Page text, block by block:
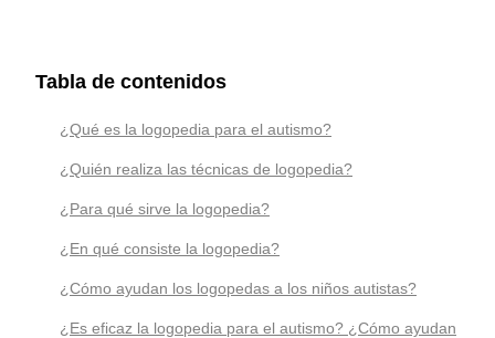
Tabla de contenidos
¿Qué es la logopedia para el autismo?
¿Quién realiza las técnicas de logopedia?
¿Para qué sirve la logopedia?
¿En qué consiste la logopedia?
¿Cómo ayudan los logopedas a los niños autistas?
¿Es eficaz la logopedia para el autismo? ¿Cómo ayudan